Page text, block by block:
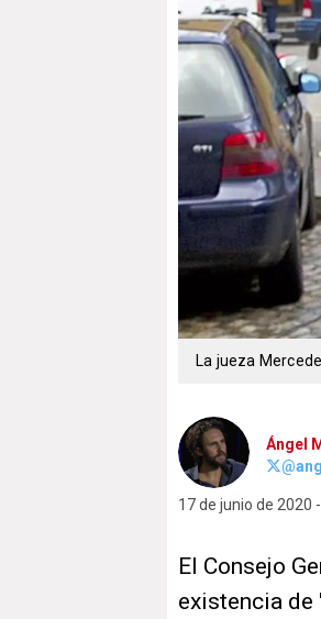
La jueza
Ángel
17 de junio de 2020
El Consejo
existencia de